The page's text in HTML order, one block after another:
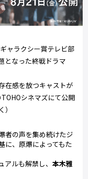
ャラクシー賞テレビ部
となった終戦ドラマ
在感を放つキャストが
シネマズにて公開
者の声を集め続けたジ
に、原爆によってもた
アルも解禁し、本木雅